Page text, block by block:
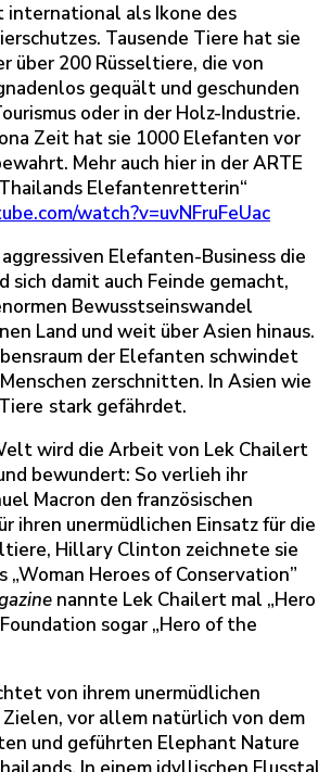
als Ikone des
Tausende Tiere hat sie
über 200 Rüsseltiere, die von
gequält und geschunden
oder in der Holz-Industrie.
Zeit hat sie 1000 Elefanten vor
Mehr auch hier in der ARTE
Elefantenretterin“
watch?v=uvNFruFeUac
Elefanten-Business die
sich damit auch Feinde gemacht,
Bewusstseinswandel
Land und weit über Asien hinaus.
der Elefanten schwindet
zerschnitten. In Asien wie
stark gefährdet.
wird die Arbeit von Lek Chailert
bewundert: So verlieh ihr
Macron den französischen
ihren unermüdlichen Einsatz für die
Hillary Clinton zeichnete sie
„Woman Heroes of Conservation”
nannte Lek Chailert mal „Hero
sogar „Hero of the
von ihrem unermüdlichen
Zielen, vor allem natürlich von dem
und geführten Elephant Nature